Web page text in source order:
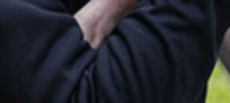
Toivottavasti nähdään
myöhemmin! T. Soili